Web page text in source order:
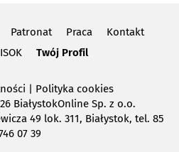
Patronat Praca
Kontakt
ISOK Twój Profil
| Polityka cookies
BiałystokOnline Sp. z o.o.
49 lok. 311, Białystok, tel. 85
07 39